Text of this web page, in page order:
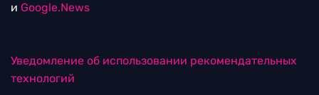
и Google.News
Уведомление об использовании рекомендательных
технологий